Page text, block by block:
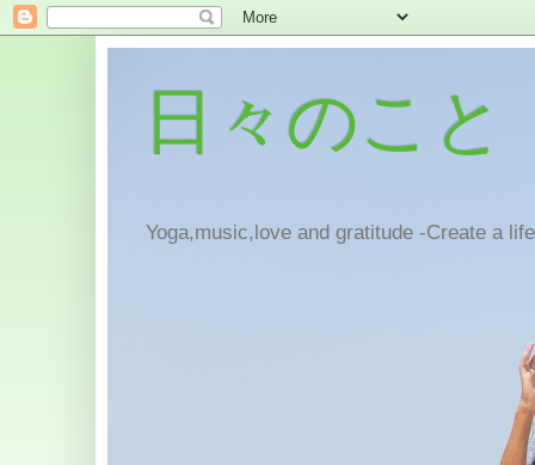
日々のこと
Yoga,music,love and gratitude -Create a